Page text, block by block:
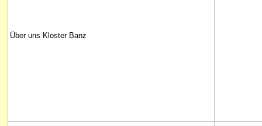
Über uns Kloster Banz